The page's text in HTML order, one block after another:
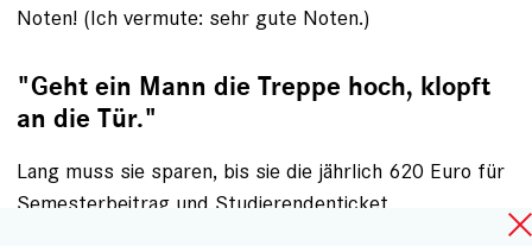
Noten! (Ich vermute: sehr gute Noten.)
"Geht ein Mann die Treppe hoch, klopft
an die Tür."
Lang muss sie sparen, bis sie die jährlich 620 Euro für
Semesterbeitrag und Studierendenticket